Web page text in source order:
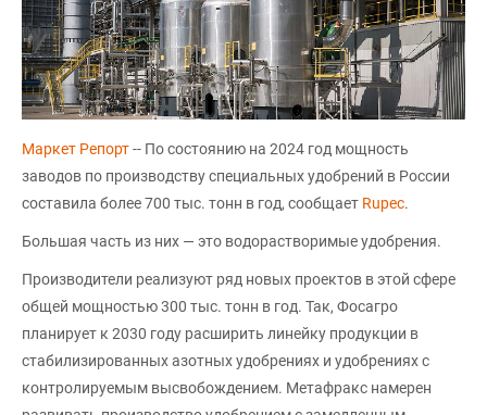
Маркет Репорт-- По состоянию на 2024 год мощность
заводов по производству специальных удобрений в России
составила более 700 тыс. тонн в год, сообщает Rupec.
Большая часть из них — это водорастворимые удобрения.
Производители реализуют ряд новых проектов в этой сфере
общей мощностью 300 тыс. тонн в год. Так, Фосагро
планирует к 2030 году расширить линейку продукции в
стабилизированных азотных удобрениях и удобрениях с
контролируемым высвобождением. Метафракс намерен